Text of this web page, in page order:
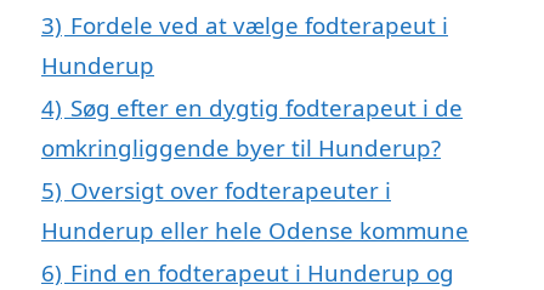
3) Fordele ved at vælge fodterapeut i
Hunderup
4) Søg efter en dygtig fodterapeut i de
omkringliggende byer til Hunderup?
5) Oversigt over fodterapeuter i
Hunderup eller hele Odense kommune
6) Find en fodterapeut i Hunderup og